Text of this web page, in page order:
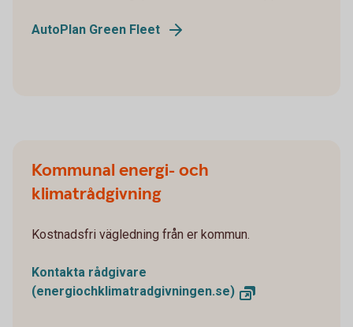
AutoPlan Green Fleet
Kommunal energi- och
klimatrådgivning
Kostnadsfri vägledning från er kommun.
Kontakta rådgivare
(energiochklimatradgivningen.se)